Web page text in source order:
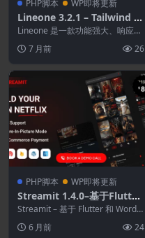
PHP脚本 WP即将更新
Lineone 3.2.1 – Tailwind C
SS 管理后台模板[HTML + La
ravel ]
Lineone 是一款功能强大、响应迅
用于构建...
7 月前 26
PHP脚本 WP即将更新
Streamit 1.4.0–基于Flutter
的电影.电视剧.视频流媒体应
用.采用WordPress后端
Streamit – 基于 Flutter 和 WordP
6 月前 24